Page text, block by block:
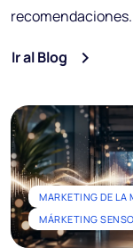
recomendaciones.
Ir al Blog
MARKETING DE LA
MÁRKETING